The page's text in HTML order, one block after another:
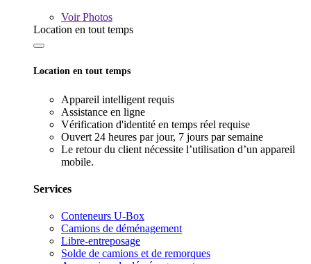
VoirPhotos
Location en tout temps
Location en tout temps
Appareil intelligent requis
Assistance en ligne
Vérification d'identité en temps réel requise
Ouvert 24 heures par jour, 7 jours par semaine
Le retour du client nécessite l’utilisation d’un appareil
mobile.
Services
Conteneurs U-Box
Camions de déménagement
Libre-entreposage
Solde de camions et de remorques